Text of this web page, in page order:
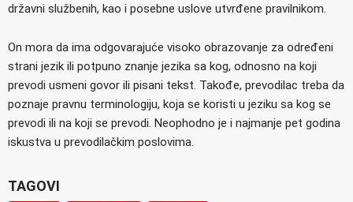
državni službenih, kao i posebne uslove utvrđene pravilnikom.
On mora da ima odgovarajuće visoko obrazovanje za određeni
strani jezik ili potpuno znanje jezika sa kog, odnosno na koji
prevodi usmeni govor ili pisani tekst. Takođe, prevodilac treba da
poznaje pravnu terminologiju, koja se koristi u jeziku sa kog se
prevodi ili na koji se prevodi. Neophodno je i najmanje pet godina
iskustva u prevodilačkim poslovima.
TAGOVI